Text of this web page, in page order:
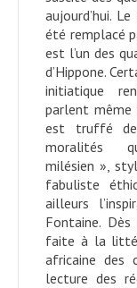
aujourd’hui.
été remplacé
est l’un des
d’Hippone.
initiatique
parlent
est truffé de
moralités
milésien »,
fabuliste
ailleurs
Fontaine.
faite à la
africaine
lecture des